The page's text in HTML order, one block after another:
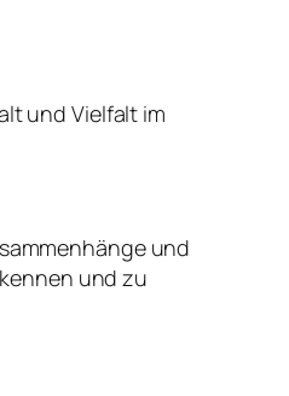
und Vielfalt im
und
und zu